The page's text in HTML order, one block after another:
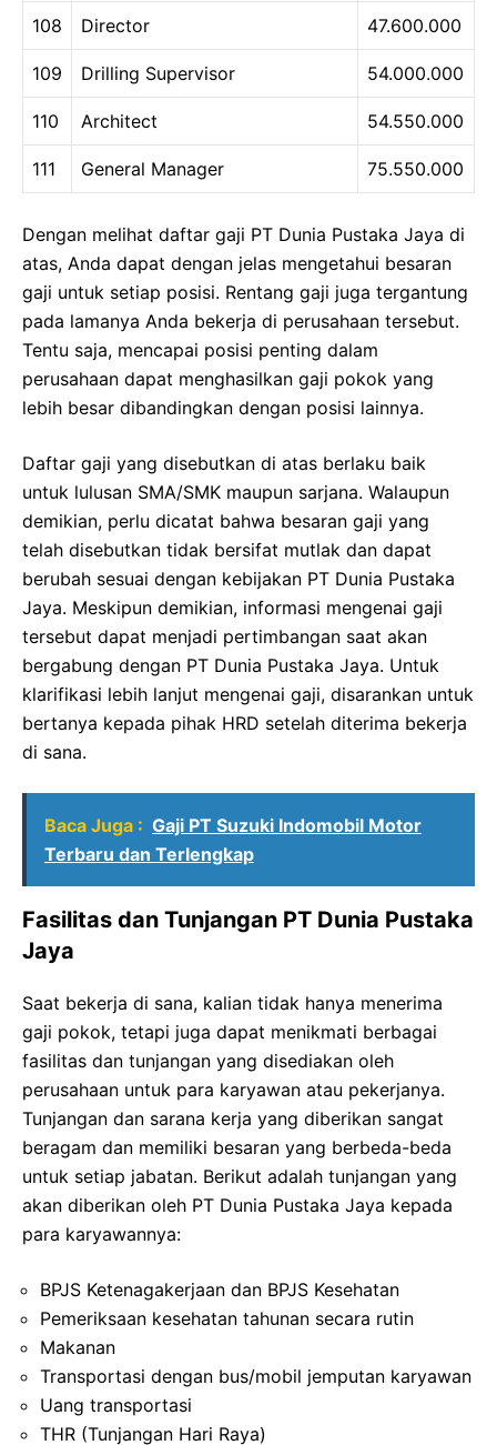
108 Director 47.600.000
109 Drilling Supervisor 54.000.000
110 Architect 54.550.000
111 General Manager 75.550.000
Dengan melihat daftar gaji PT Dunia Pustaka Jaya di
atas, Anda dapat dengan jelas mengetahui besaran
gaji untuk setiap posisi. Rentang gaji juga tergantung
pada lamanya Anda bekerja di perusahaan tersebut.
Tentu saja, mencapai posisi penting dalam
perusahaan dapat menghasilkan gaji pokok yang
lebih besar dibandingkan dengan posisi lainnya.
Daftar gaji yang disebutkan di atas berlaku baik
untuk lulusan SMA/SMK maupun sarjana. Walaupun
demikian, perlu dicatat bahwa besaran gaji yang
telah disebutkan tidak bersifat mutlak dan dapat
berubah sesuai dengan kebijakan PT Dunia Pustaka
Jaya. Meskipun demikian, informasi mengenai gaji
tersebut dapat menjadi pertimbangan saat akan
bergabung dengan PT Dunia Pustaka Jaya. Untuk
klarifikasi lebih lanjut mengenai gaji, disarankan untuk
bertanya kepada pihak HRD setelah diterima bekerja
di sana.
Baca Juga : Gaji PT Suzuki Indomobil Motor
Terbaru dan Terlengkap
Fasilitas dan Tunjangan PT Dunia Pustaka
Jaya
Saat bekerja di sana, kalian tidak hanya menerima
gaji pokok, tetapi juga dapat menikmati berbagai
fasilitas dan tunjangan yang disediakan oleh
perusahaan untuk para karyawan atau pekerjanya.
Tunjangan dan sarana kerja yang diberikan sangat
beragam dan memiliki besaran yang berbeda-beda
untuk setiap jabatan. Berikut adalah tunjangan yang
akan diberikan oleh PT Dunia Pustaka Jaya kepada
para karyawannya:
BPJS Ketenagakerjaan dan BPJS Kesehatan
Pemeriksaan kesehatan tahunan secara rutin
Makanan
Transportasi dengan bus/mobil jemputan karyawan
Uang transportasi
THR (Tunjangan Hari Raya)